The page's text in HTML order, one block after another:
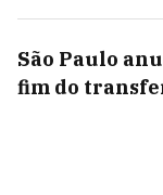
São Paulo
fim do